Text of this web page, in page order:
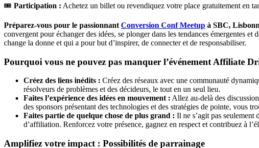
🎟️ Participation : Achetez un billet ou revendiquez votre place gratuitement en
Préparez-vous pour le passionnant Conversion Conf Meetup à SBC,
convergent pour échanger des idées, se plonger dans les tendances émergentes
change la donne et qui a pour but d’inspirer, de connecter et de responsabiliser.
Pourquoi vous ne pouvez pas manquer l’événement Affiliate
Créez des liens inédits : Créez des réseaux avec une communauté
résolveurs de problèmes et des décideurs, le tout en un seul lieu.
Faites l’expérience des idées en mouvement : Allez au-delà des
des sponsors présentant des technologies et des stratégies de pointe, vous
Faites partie de quelque chose de plus grand : Il ne s’agit pas seulement
d’affiliation. Renforcez votre présence, gagnez en respect et contribuez à
Amplifiez votre impact : Possibilités de parrainage